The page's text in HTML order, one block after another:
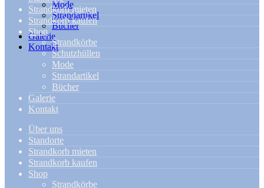
Mode
Strandartikel
Bücher
Galerie
Kontakt
Strandkorb mieten
Strandkorb kaufen
Shop
Strandkörbe
Schutzhüllen
Mode
Strandartikel
Bücher
Galerie
Kontakt
Über uns
Standorte
Strandkorb mieten
Strandkorb kaufen
Shop
Strandkörbe